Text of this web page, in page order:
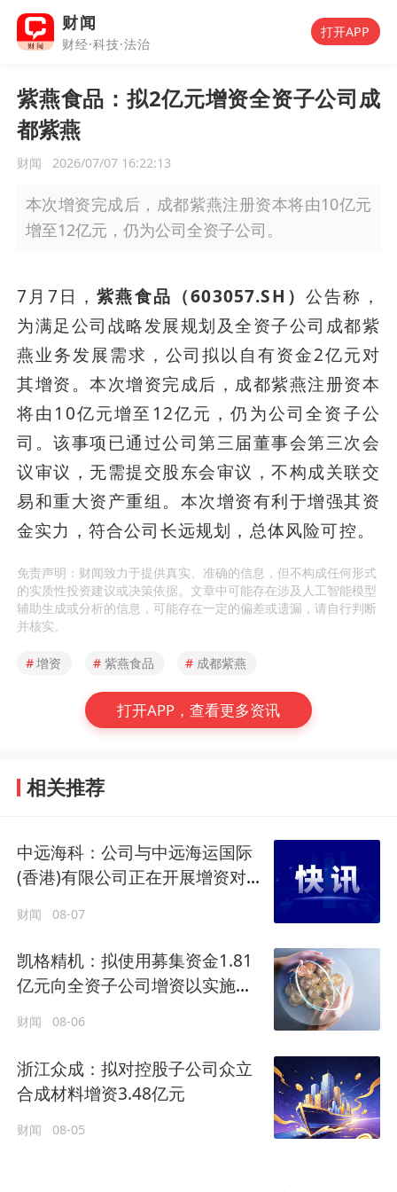
财闻
财经·科技·法治
打开APP
紫燕食品：拟2亿元增资全资子公司成
都紫燕
财闻 2026/07/07 16:22:13
本次增资完成后，成都紫燕注册资本将由10亿元
增至12亿元，仍为公司全资子公司。
7月7日，紫燕食品（603057.SH）公告称，
为满足公司战略发展规划及全资子公司成都紫
燕业务发展需求，公司拟以自有资金2亿元对
其增资。本次增资完成后，成都紫燕注册资本
将由10亿元增至12亿元，仍为公司全资子公
司。该事项已通过公司第三届董事会第三次会
议审议，无需提交股东会审议，不构成关联交
易和重大资产重组。本次增资有利于增强其资
金实力，符合公司长远规划，总体风险可控。
免责声明：财闻致力于提供真实、准确的信息，但不构成任何形式
的实质性投资建议或决策依据。文章中可能存在涉及人工智能模型
辅助生成或分析的信息，可能存在一定的偏差或遗漏，请自行判断
并核实。
#增资 # 紫燕食品 # 成都紫燕
打开APP，查看更多资讯
相关推荐
中远海科：公司与中远海运国际
(香港)有限公司正在开展增资对价
财闻 08-07
凯格精机：拟使用募集资金1.81
亿元向全资子公司增资以实施募
财闻 08-06
浙江众成：拟对控股子公司众立
合成材料增资3.48亿元
财闻 08-05